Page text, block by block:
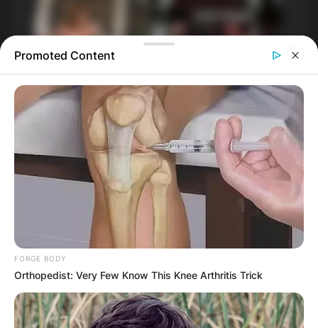
Promoted Content
FORGE BODY
Orthopedist: Very Few Know This Knee Arthritis Trick